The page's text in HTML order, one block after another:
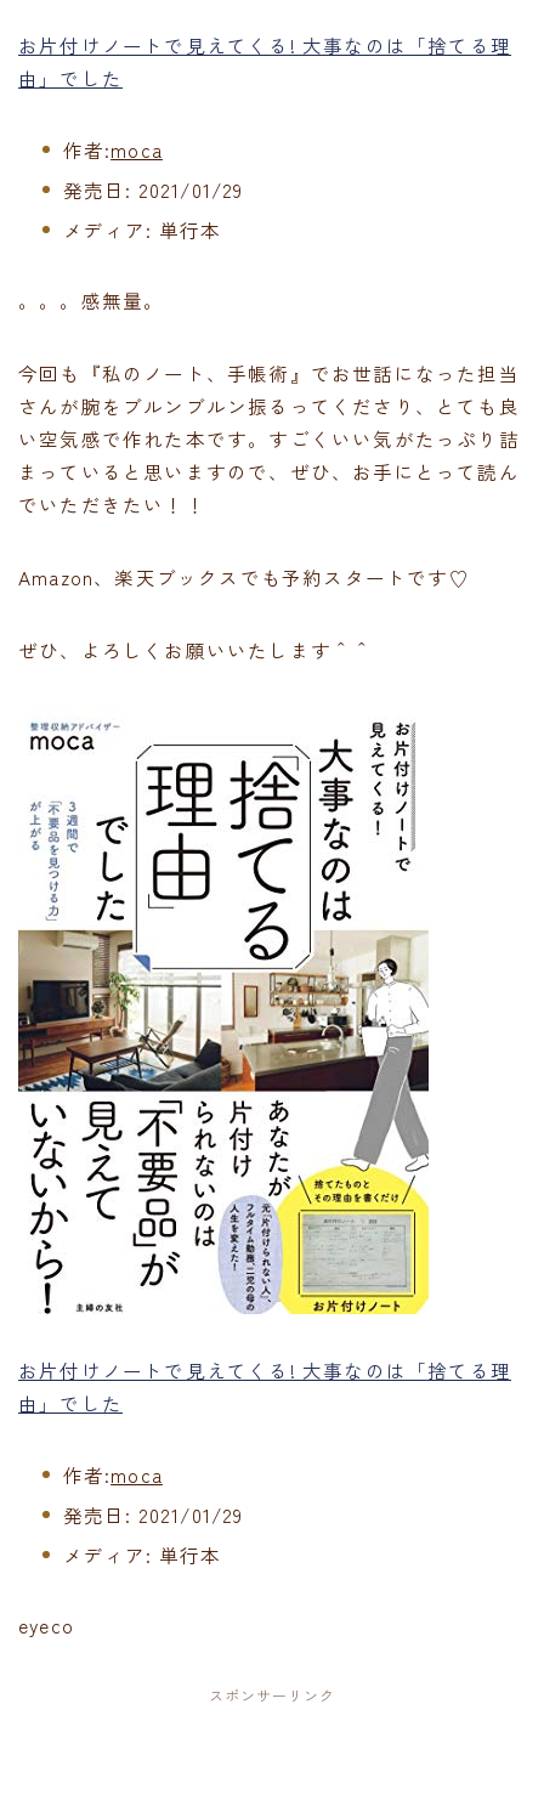
お片付けノートで見えてくる! 大事なのは「捨てる理
由」でした
作者:moca
発売日: 2021/01/29
メディア: 単行本
。。。感無量。
今回も『私のノート、手帳術』でお世話になった担当
さんが腕をブルンブルン振るってくださり、とても良
い空気感で作れた本です。すごくいい気がたっぷり詰
まっていると思いますので、ぜひ、お手にとって読ん
でいただきたい！！
Amazon、楽天ブックスでも予約スタートです♡
ぜひ、よろしくお願いいたします＾＾
お片付けノートで見えてくる! 大事なのは「捨てる理
由」でした
作者:moca
発売日: 2021/01/29
メディア: 単行本
eyeco
スポンサーリンク